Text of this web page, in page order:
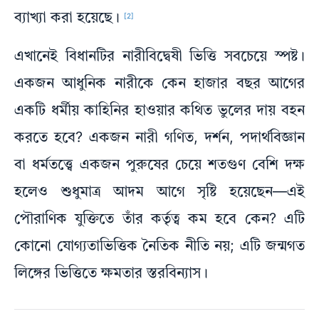
ব্যাখ্যা করা হয়েছে।
[2]
এখানেই বিধানটির নারীবিদ্বেষী ভিত্তি সবচেয়ে স্পষ্ট।
একজন আধুনিক নারীকে কেন হাজার বছর আগের
একটি ধর্মীয় কাহিনির হাওয়ার কথিত ভুলের দায় বহন
করতে হবে? একজন নারী গণিত, দর্শন, পদার্থবিজ্ঞান
বা ধর্মতত্ত্বে একজন পুরুষের চেয়ে শতগুণ বেশি দক্ষ
হলেও শুধুমাত্র আদম আগে সৃষ্টি হয়েছেন—এই
পৌরাণিক যুক্তিতে তাঁর কর্তৃত্ব কম হবে কেন? এটি
কোনো যোগ্যতাভিত্তিক নৈতিক নীতি নয়; এটি জন্মগত
লিঙ্গের ভিত্তিতে ক্ষমতার স্তরবিন্যাস।